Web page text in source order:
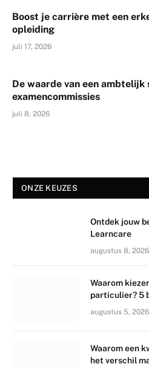
Boost je carrière met een
opleiding
juli 17, 2026
De waarde van een
examencommissies
juli 8, 2026
ONZE KEUZES
Ontdek jouw
Learncare
augustus 8, 2026
Waarom
particulier? 5
augustus 5, 2026
Waarom een
het verschil